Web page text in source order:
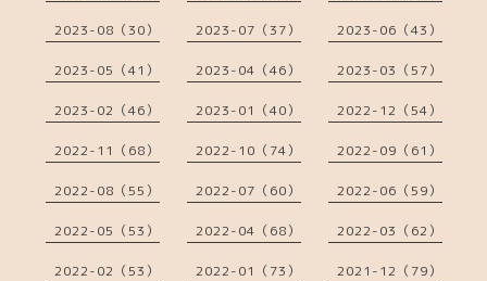
2023-08（30） 2023-07（37） 2023-06（43）
2023-05（41） 2023-04（46） 2023-03（57）
2023-02（46） 2023-01（40） 2022-12（54）
2022-11（68） 2022-10（74） 2022-09（61）
2022-08（55） 2022-07（60） 2022-06（59）
2022-05（53） 2022-04（68） 2022-03（62）
2022-02（53） 2022-01（73） 2021-12（79）